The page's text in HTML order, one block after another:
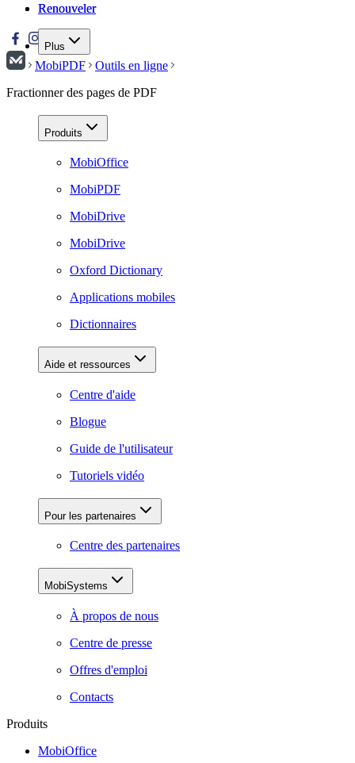
Renouveler
Plus
Renouveler
MobiPDF
Outils en ligne
Fractionner des pages de PDF
Produits
MobiOffice
MobiPDF
MobiDrive
MobiDrive
Oxford Dictionary
Applications mobiles
Dictionnaires
Aide et ressources
Centre d'aide
Blogue
Guide de l'utilisateur
Tutoriels vidéo
Pour les partenaires
Centre des partenaires
MobiSystems
À propos de nous
Centre de presse
Offres d'emploi
Contacts
Produits
MobiOffice